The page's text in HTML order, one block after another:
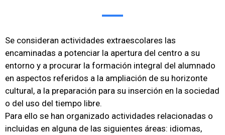
Se consideran actividades extraescolares las
encaminadas a potenciar la apertura del centro a su
entorno y a procurar la formación integral del alumnado
en aspectos referidos a la ampliación de su horizonte
cultural, a la preparación para su inserción en la sociedad
o del uso del tiempo libre.
Para ello se han organizado actividades relacionadas o
incluidas en alguna de las siguientes áreas: idiomas,